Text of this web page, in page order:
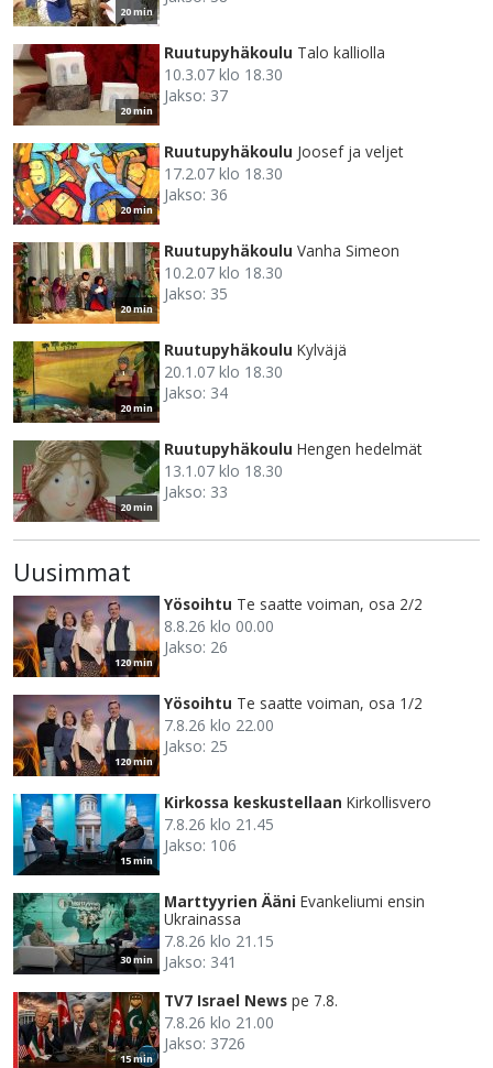
20 min
20 min
Ruutupyhäkoulu Talo kalliolla
10.3.07 klo 18.30
Jakso: 37
20 min
Ruutupyhäkoulu Joosef ja veljet
17.2.07 klo 18.30
Jakso: 36
20 min
Ruutupyhäkoulu Vanha Simeon
10.2.07 klo 18.30
Jakso: 35
20 min
Ruutupyhäkoulu Kylväjä
20.1.07 klo 18.30
Jakso: 34
20 min
Ruutupyhäkoulu Hengen hedelmät
13.1.07 klo 18.30
Jakso: 33
Uusimmat
120 min
Yösoihtu Te saatte voiman, osa 2/2
8.8.26 klo 00.00
Jakso: 26
120 min
Yösoihtu Te saatte voiman, osa 1/2
7.8.26 klo 22.00
Jakso: 25
15 min
Kirkossa keskustellaan Kirkollisvero
7.8.26 klo 21.45
Jakso: 106
30 min
Marttyyrien Ääni Evankeliumi ensin
Ukrainassa
7.8.26 klo 21.15
Jakso: 341
15 min
TV7 Israel News pe 7.8.
7.8.26 klo 21.00
Jakso: 3726